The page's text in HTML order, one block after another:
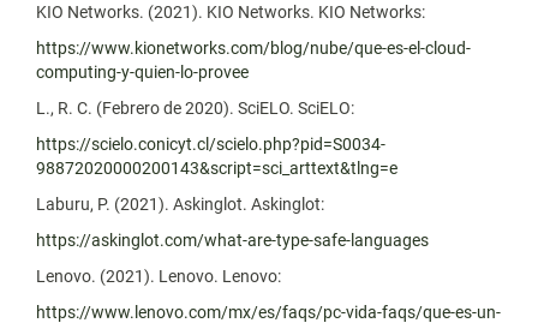
KIO Networks. (2021). KIO Networks. KIO Networks:
https://www.kionetworks.com/blog/nube/que-es-el-cloud-
computing-y-quien-lo-provee
L., R. C. (Febrero de 2020). SciELO. SciELO:
https://scielo.conicyt.cl/scielo.php?pid=S0034-
98872020000200143&script=sci_arttext&tlng=e
Laburu, P. (2021). Askinglot. Askinglot:
https://askinglot.com/what-are-type-safe-languages
Lenovo. (2021). Lenovo. Lenovo:
https://www.lenovo.com/mx/es/faqs/pc-vida-faqs/que-es-un-